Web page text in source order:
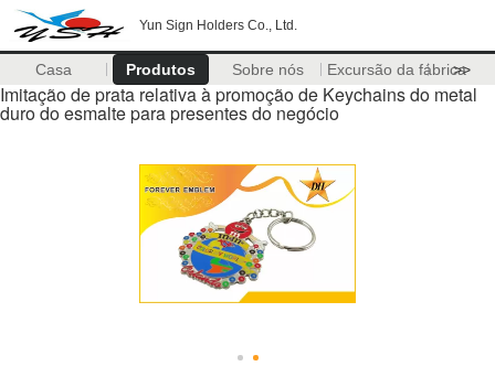
Yun Sign Holders Co., Ltd.
Casa Produtos Sobre nós Excursão da fábrica
>>
Imitação de prata relativa à promoção de Keychains do metal
duro do esmalte para presentes do negócio